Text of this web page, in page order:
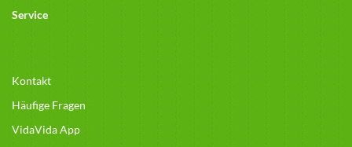
Service
Kontakt
Häufige Fragen
VidaVida App